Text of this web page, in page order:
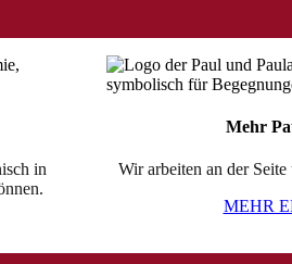
in
Mehr
Wir arbeiten an der
MEHR